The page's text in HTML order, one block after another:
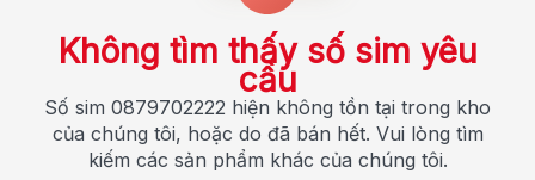
Không tìm thấy số sim yêu
cầu
Số sim 0879702222 hiện không tồn tại trong kho
của chúng tôi, hoặc do đã bán hết. Vui lòng tìm
kiếm các sản phẩm khác của chúng tôi.